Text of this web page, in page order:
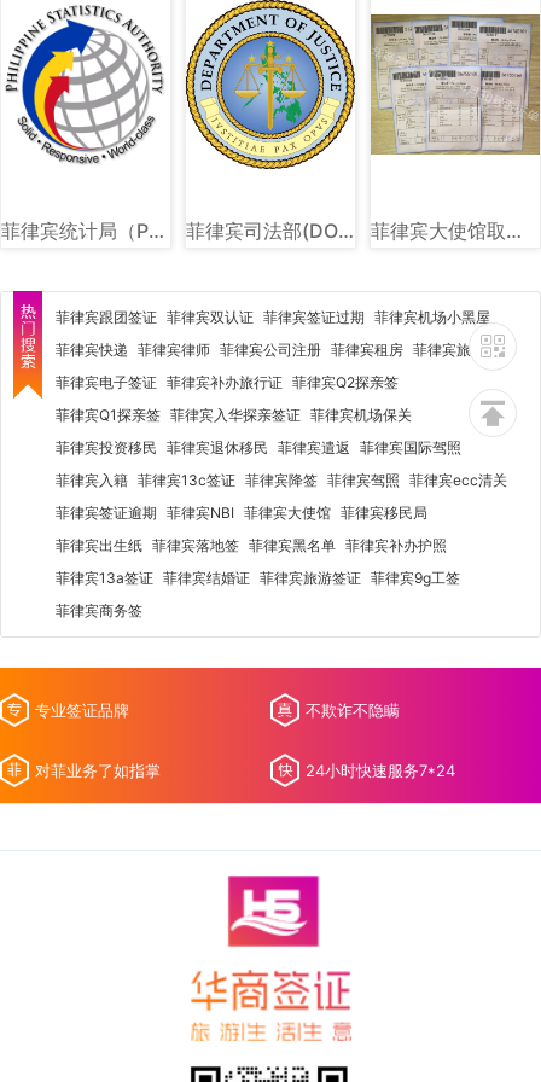
菲律宾统计局（PSA）图文讲解 菲律宾司法部(DOJ)图文讲解 菲律宾大使馆取证单图片样式讲解
菲律宾跟团签证 菲律宾双认证 菲律宾签证过期 菲律宾机场小黑屋
菲律宾快递 菲律宾律师 菲律宾公司注册 菲律宾租房 菲律宾旅行社
菲律宾电子签证 菲律宾补办旅行证 菲律宾Q2探亲签
菲律宾Q1探亲签 菲律宾入华探亲签证 菲律宾机场保关
菲律宾投资移民 菲律宾退休移民 菲律宾遣返 菲律宾国际驾照
菲律宾入籍 菲律宾13c签证 菲律宾降签 菲律宾驾照 菲律宾ecc清关
菲律宾签证逾期 菲律宾NBI 菲律宾大使馆 菲律宾移民局
菲律宾出生纸 菲律宾落地签 菲律宾黑名单 菲律宾补办护照
菲律宾13a签证 菲律宾结婚证 菲律宾旅游签证 菲律宾9g工签
菲律宾商务签
专业签证品牌 不欺诈不隐瞒
对菲业务了如指掌 24小时快速服务7*24